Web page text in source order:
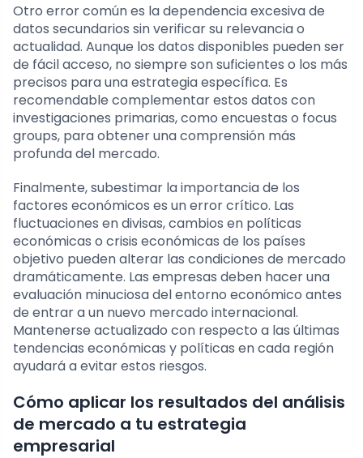
Otro error común es la dependencia excesiva de
datos secundarios sin verificar su relevancia o
actualidad. Aunque los datos disponibles pueden ser
de fácil acceso, no siempre son suficientes o los más
precisos para una estrategia específica. Es
recomendable complementar estos datos con
investigaciones primarias, como encuestas o focus
groups, para obtener una comprensión más
profunda del mercado.
Finalmente, subestimar la importancia de los
factores económicos es un error crítico. Las
fluctuaciones en divisas, cambios en políticas
económicas o crisis económicas de los países
objetivo pueden alterar las condiciones de mercado
dramáticamente. Las empresas deben hacer una
evaluación minuciosa del entorno económico antes
de entrar a un nuevo mercado internacional.
Mantenerse actualizado con respecto a las últimas
tendencias económicas y políticas en cada región
ayudará a evitar estos riesgos.
Cómo aplicar los resultados del análisis
de mercado a tu estrategia
empresarial